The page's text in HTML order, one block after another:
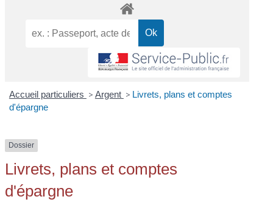
Accueil particuliers > Argent > Livrets, plans et comptes
d'épargne
Dossier
Livrets, plans et comptes
d'épargne